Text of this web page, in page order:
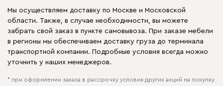
Мы осуществляем доставку по Москве и Московской
области. Также, в случае необходимости, вы можете
забрать свой заказ в пункте самовывоза. При заказе мебели
в регионы мы обеспечиваем доставку груза до терминала
транспортной компании. Подробные условия всегда можно
уточнить у наших менеджеров.
* при оформлении заказа в рассрочку условия других акций на покупку